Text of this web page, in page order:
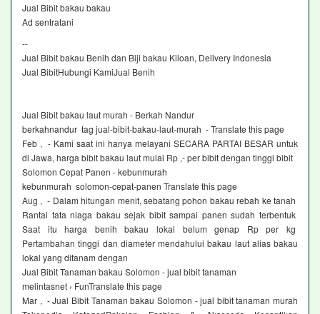
Jual Bibit bakau bakau‎
Ad sentratani ‎
--
Jual Bibit bakau Benih dan Biji bakau Kiloan, Delivery Indonesia
Jual BibitHubungi KamiJual Benih
Jual Bibit bakau laut murah - Berkah Nandur
berkahnandur tag jual-bibit-bakau-laut-murah - Translate this page
Feb , - Kami saat ini hanya melayani SECARA PARTAI BESAR untuk
di Jawa, harga bibit bakau laut mulai Rp ,- per bibit dengan tinggi bibit
Solomon Cepat Panen - kebunmurah
kebunmurah solomon-cepat-panen Translate this page
Aug , - Dalam hitungan menit, sebatang pohon bakau rebah ke tanah
Rantai tata niaga bakau sejak bibit sampai panen sudah terbentuk
Saat itu harga benih bakau lokal belum genap Rp per kg
Pertambahan tinggi dan diameter mendahului bakau laut alias bakau
lokal yang ditanam dengan
Jual Bibit Tanaman bakau Solomon - jual bibit tanaman
melintasnet › FunTranslate this page
Mar , - Jual Bibit Tanaman bakau Solomon - jual bibit tanaman murah